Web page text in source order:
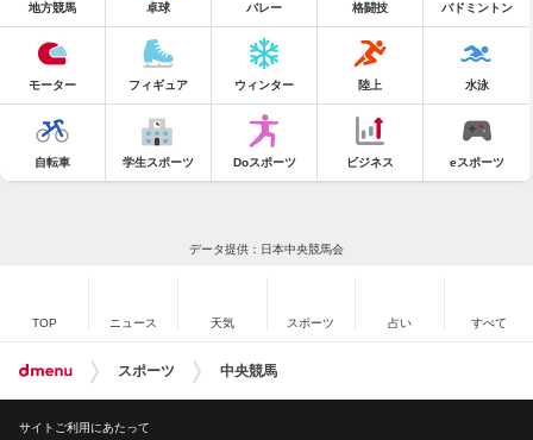
地方競馬 卓球 バレー 格闘技 バドミントン
モーター フィギュア ウィンター 陸上 水泳
自転車 学生スポーツ Doスポーツ ビジネス eスポーツ
データ提供：日本中央競馬会
TOP ニュース 天気 スポーツ 占い すべて
スポーツ 中央競馬
サイトご利用にあたって